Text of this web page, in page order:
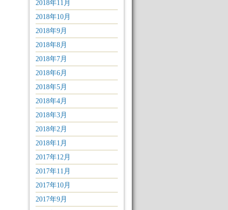
2018年11月
2018年10月
2018年9月
2018年8月
2018年7月
2018年6月
2018年5月
2018年4月
2018年3月
2018年2月
2018年1月
2017年12月
2017年11月
2017年10月
2017年9月